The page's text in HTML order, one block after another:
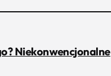
Niekonwencjonalne